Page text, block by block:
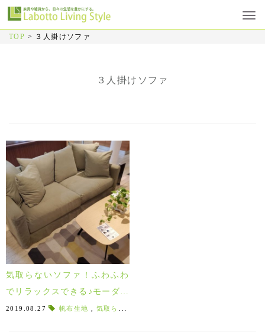
TOP > ３人掛けソファ
３人掛けソファ
気取らないソファ！ふわふわ
でリラックスできる♪モーダエ
ンカーサ・スルーピーソファ♪
2019.08.27 帆布生地 気取らないソファ